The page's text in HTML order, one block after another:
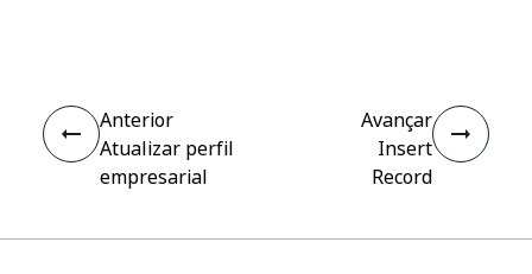
Anterior
Atualizar perfil
empresarial
Avançar
Insert
Record